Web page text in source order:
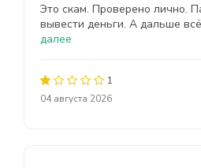
Это скам. Проверено лично.
вывести деньги. А дальше
далее
1
04 августа 2026